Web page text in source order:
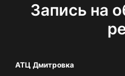
Запись на
АТЦ Дмитровка